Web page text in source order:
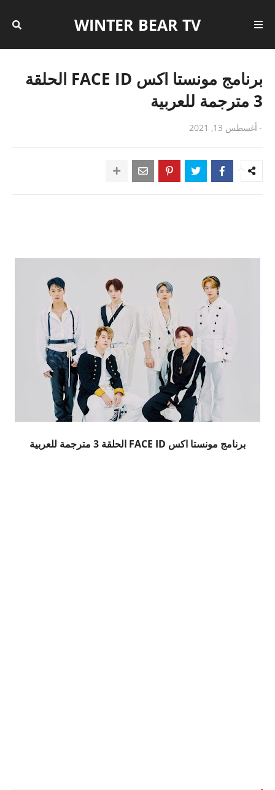
WINTER BEAR TV
برنامج مونستا اكس FACE ID الحلقة
3 مترجمة للعربية
- أغسطس 13, 2021
برنامج مونستا اكس FACE ID الحلقة 3 مترجمة للعربية